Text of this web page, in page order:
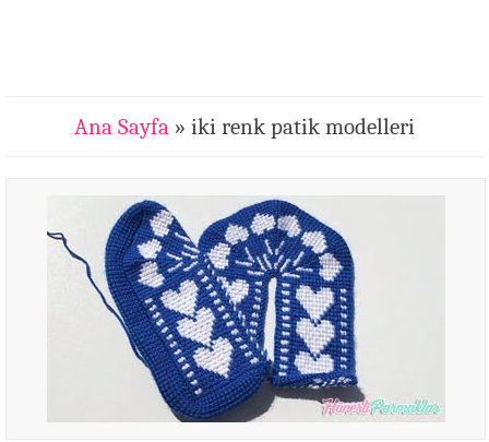
Ana Sayfa » iki renk patik modelleri